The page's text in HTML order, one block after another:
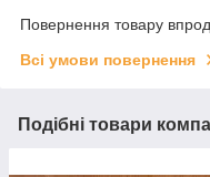
Повернення товару
Всі умови повернення
Подібні товари